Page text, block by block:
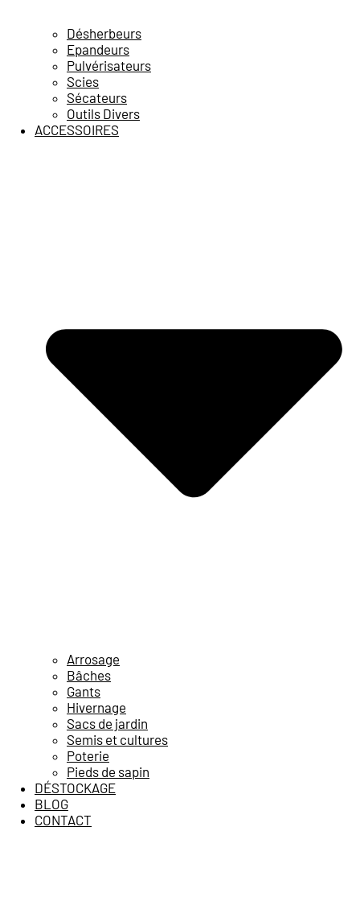
Désherbeurs
Epandeurs
Pulvérisateurs
Scies
Sécateurs
Outils Divers
ACCESSOIRES
Arrosage
Bâches
Gants
Hivernage
Sacs de jardin
Semis et cultures
Poterie
Pieds de sapin
DÉSTOCKAGE
BLOG
CONTACT